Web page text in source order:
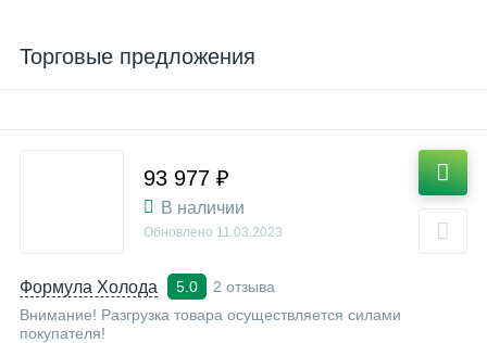
Торговые предложения
Формула Холода 5.0
2 отзыва
Внимание! Разгрузка товара осуществляется силами
покупателя!
93 977 ₽
В наличии
Обновлено 11.03.2023